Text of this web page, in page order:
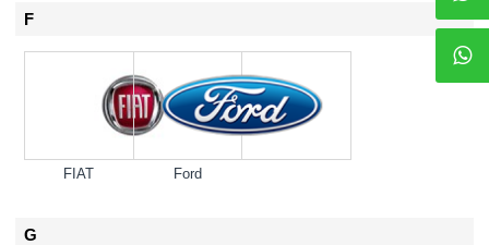
F
FIAT Ford
G